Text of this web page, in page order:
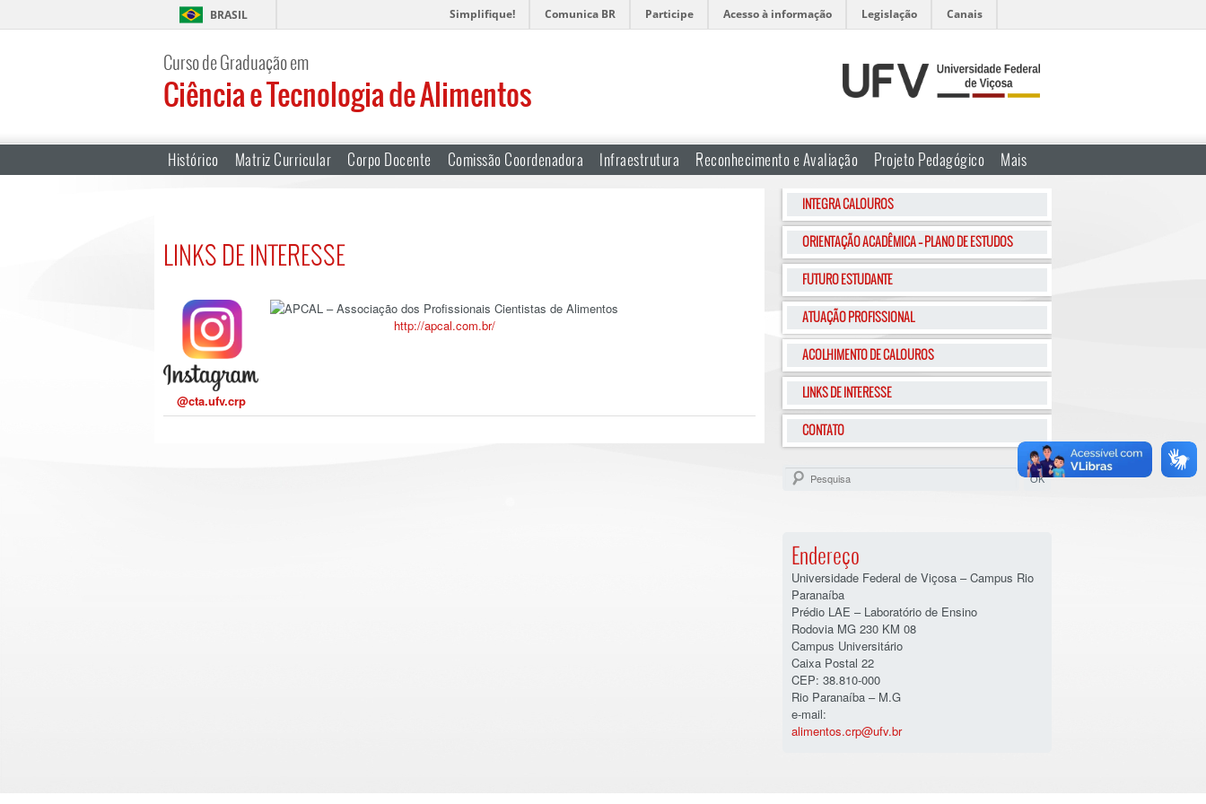
BRASIL Simplifique! Comunica BR Participe Acesso à informação Legislação Canais
Curso de Graduação em
Ciência e Tecnologia de Alimentos
Histórico Matriz Curricular Corpo Docente Comissão Coordenadora Infraestrutura Reconhecimento e Avaliação Projeto Pedagógico Mais
LINKS DE INTERESSE
@cta.ufv.crp
http://apcal.com.br/
INTEGRA CALOUROS
ORIENTAÇÃO ACADÊMICA – PLANO DE ESTUDOS
FUTURO ESTUDANTE
ATUAÇÃO PROFISSIONAL
ACOLHIMENTO DE CALOUROS
LINKS DE INTERESSE
CONTATO
Endereço
Universidade Federal de Viçosa – Campus Rio
Paranaíba
Prédio LAE – Laboratório de Ensino
Rodovia MG 230 KM 08
Campus Universitário
Caixa Postal 22
CEP: 38.810-000
Rio Paranaíba – M.G
e-mail:
alimentos.crp@ufv.br